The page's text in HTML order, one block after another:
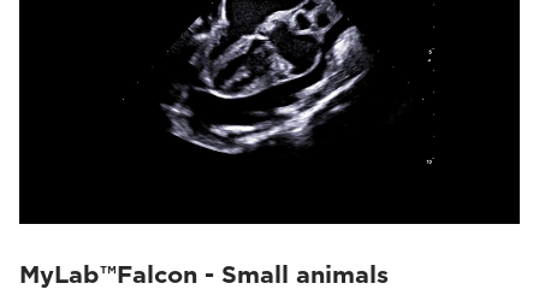
MyLab™Falcon - Small animals